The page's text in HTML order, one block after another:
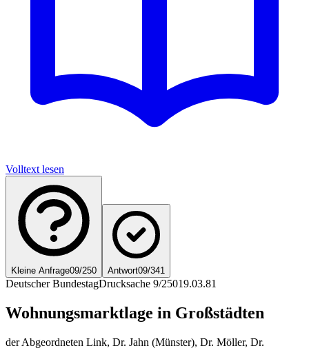
Volltext lesen
Kleine Anfrage09/250 Antwort09/341
Deutscher BundestagDrucksache 9/25019.03.81
Wohnungsmarktlage in Großstädten
der Abgeordneten Link, Dr. Jahn (Münster), Dr. Möller, Dr.